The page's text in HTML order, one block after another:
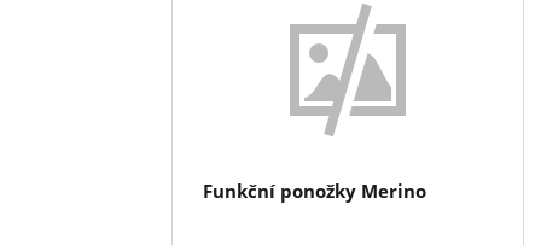
Funkční ponožky Merino